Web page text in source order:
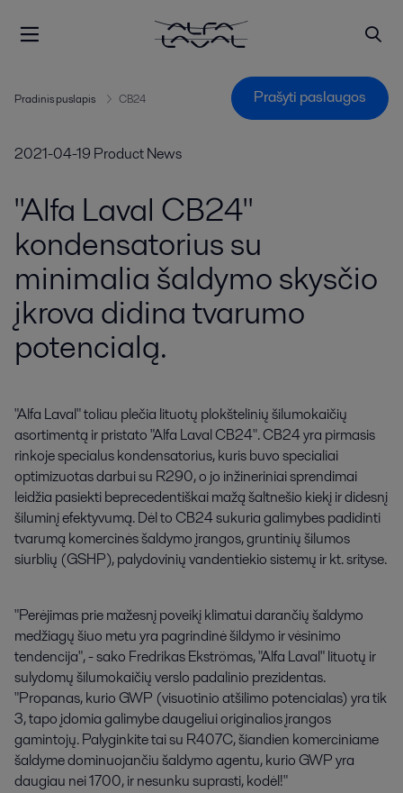
Pradinis puslapis CB24 Prašyti paslaugos
2021-04-19 Product News
"Alfa Laval CB24"
kondensatorius su
minimalia šaldymo skysčio
įkrova didina tvarumo
potencialą.
"Alfa Laval" toliau plečia lituotų plokštelinių šilumokaičių
asortimentą ir pristato "Alfa Laval CB24". CB24 yra pirmasis
rinkoje specialus kondensatorius, kuris buvo specialiai
optimizuotas darbui su R290, o jo inžineriniai sprendimai
leidžia pasiekti beprecedentiškai mažą šaltnešio kiekį ir didesnį
šiluminį efektyvumą. Dėl to CB24 sukuria galimybes padidinti
tvarumą komercinės šaldymo įrangos, gruntinių šilumos
siurblių (GSHP), palydovinių vandentiekio sistemų ir kt. srityse.
"Perėjimas prie mažesnį poveikį klimatui darančių šaldymo
medžiagų šiuo metu yra pagrindinė šildymo ir vėsinimo
tendencija", - sako Fredrikas Ekströmas, "Alfa Laval" lituotų ir
sulydomų šilumokaičių verslo padalinio prezidentas.
"Propanas, kurio GWP (visuotinio atšilimo potencialas) yra tik
3, tapo įdomia galimybe daugeliui originalios įrangos
gamintojų. Palyginkite tai su R407C, šiandien komerciniame
šaldyme dominuojančiu šaldymo agentu, kurio GWP yra
daugiau nei 1700, ir nesunku suprasti, kodėl!"